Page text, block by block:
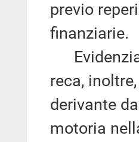
previo
finanziarie.
Evidenzia
reca,
derivante
motoria